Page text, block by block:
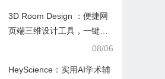
3D Room Design ：便捷网
页端三维设计工具，一键户
型建模、实时改色布景助力
08/06
HeyScience：实用AI学术辅